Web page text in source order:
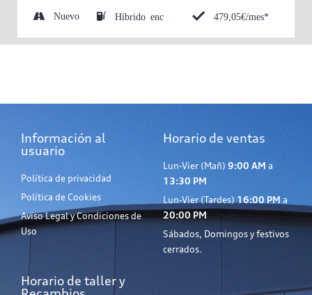
Nuevo 479,05€/mes*
Información al
usuario
Política de privacidad
Política de Cookies
Aviso Legal y Condiciones de
Uso
Horario de ventas
Lun-Vier (Mañ) 9:00 AM a
13:30 PM
Lun-Vier (Tardes)16:00 PM a
20:00 PM
Sábados, Domingos y festivos
cerrados.
Horario de taller y